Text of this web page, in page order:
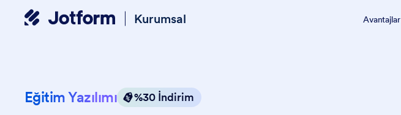
Kurumsal Avantajlar
Eğitim Yazılımı %30 İndirim